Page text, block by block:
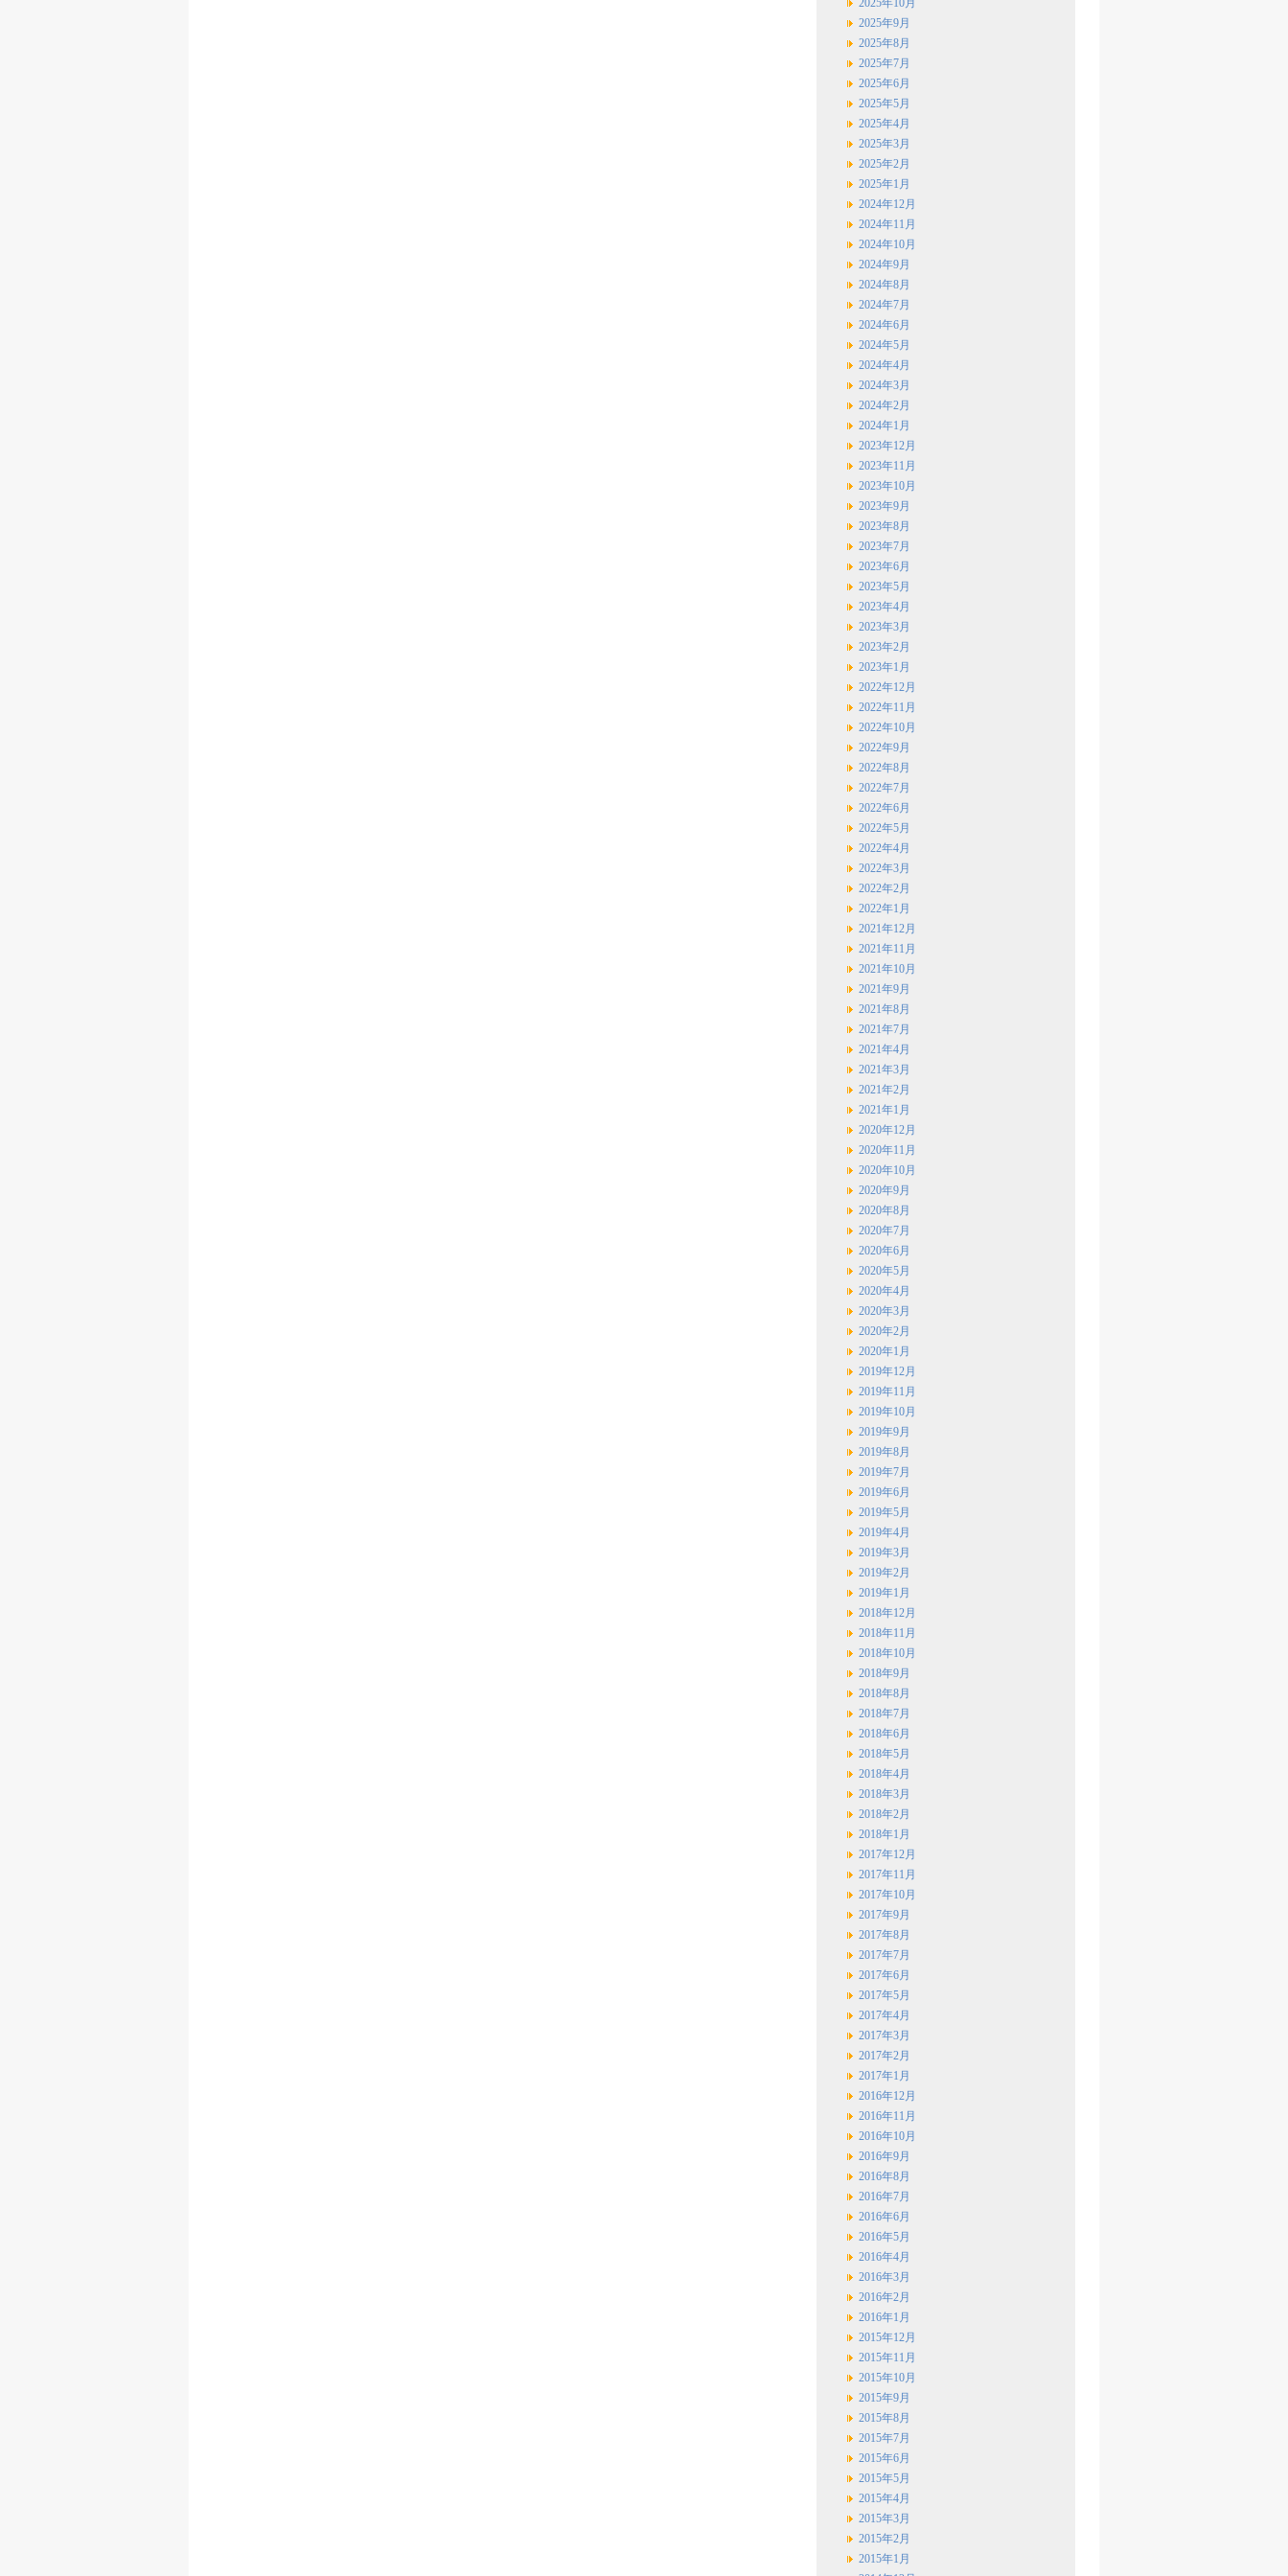
2025年10月
2025年9月
2025年8月
2025年7月
2025年6月
2025年5月
2025年4月
2025年3月
2025年2月
2025年1月
2024年12月
2024年11月
2024年10月
2024年9月
2024年8月
2024年7月
2024年6月
2024年5月
2024年4月
2024年3月
2024年2月
2024年1月
2023年12月
2023年11月
2023年10月
2023年9月
2023年8月
2023年7月
2023年6月
2023年5月
2023年4月
2023年3月
2023年2月
2023年1月
2022年12月
2022年11月
2022年10月
2022年9月
2022年8月
2022年7月
2022年6月
2022年5月
2022年4月
2022年3月
2022年2月
2022年1月
2021年12月
2021年11月
2021年10月
2021年9月
2021年8月
2021年7月
2021年4月
2021年3月
2021年2月
2021年1月
2020年12月
2020年11月
2020年10月
2020年9月
2020年8月
2020年7月
2020年6月
2020年5月
2020年4月
2020年3月
2020年2月
2020年1月
2019年12月
2019年11月
2019年10月
2019年9月
2019年8月
2019年7月
2019年6月
2019年5月
2019年4月
2019年3月
2019年2月
2019年1月
2018年12月
2018年11月
2018年10月
2018年9月
2018年8月
2018年7月
2018年6月
2018年5月
2018年4月
2018年3月
2018年2月
2018年1月
2017年12月
2017年11月
2017年10月
2017年9月
2017年8月
2017年7月
2017年6月
2017年5月
2017年4月
2017年3月
2017年2月
2017年1月
2016年12月
2016年11月
2016年10月
2016年9月
2016年8月
2016年7月
2016年6月
2016年5月
2016年4月
2016年3月
2016年2月
2016年1月
2015年12月
2015年11月
2015年10月
2015年9月
2015年8月
2015年7月
2015年6月
2015年5月
2015年4月
2015年3月
2015年2月
2015年1月